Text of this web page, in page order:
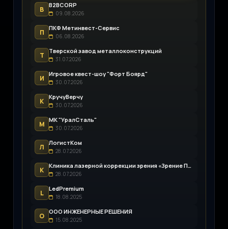
B
B2BCORP
09.08.2026
П
ПКФ Метинвест-Сервис
06.08.2026
Т
Тверской завод металлоконструкций
31.07.2026
И
Игровое квест-шоу "Форт Боярд"
30.07.2026
К
КручуВерчу
30.07.2026
М
МК "УралСталь"
30.07.2026
Л
ЛогистКом
28.07.2026
К
Клиника лазерной коррекции зрения «Зрение Пенза»
28.07.2026
L
LedPremium
18.08.2025
О
ООО ИНЖЕНЕРНЫЕ РЕШЕНИЯ
15.08.2025